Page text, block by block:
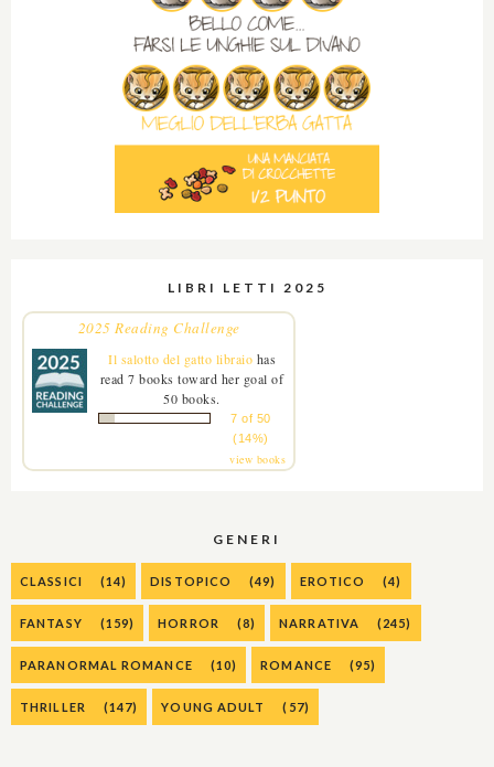
LIBRI LETTI 2025
2025 Reading Challenge
Il salotto del gatto libraio has
read 7 books toward her goal of
50 books.
7 of 50
(14%)
view books
GENERI
CLASSICI (14) DISTOPICO (49) EROTICO (4)
FANTASY (159) HORROR (8) NARRATIVA (245)
PARANORMAL ROMANCE (10) ROMANCE (95)
THRILLER (147) YOUNG ADULT (57)